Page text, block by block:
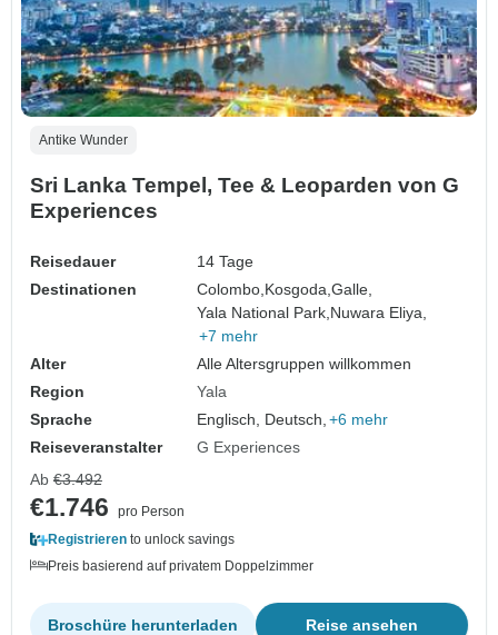
Antike Wunder
Sri Lanka Tempel, Tee & Leoparden von G
Experiences
Reisedauer
14 Tage
Destinationen
Colombo, Kosgoda,Galle,
Yala National Park, Nuwara Eliya,
+7 mehr
Alter
Alle Altersgruppen willkommen
Region
Yala
Sprache
Englisch, Deutsch, +6 mehr
Reiseveranstalter
G Experiences
Ab €3.492
€1.746
pro Person
Registrieren to unlock savings
Preis basierend auf privatem Doppelzimmer
Reise ansehen
Broschüre herunterladen